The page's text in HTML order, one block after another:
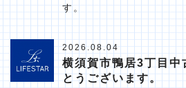
す。
2026.08.04
横須賀市鴨居3丁目中
とうございます。